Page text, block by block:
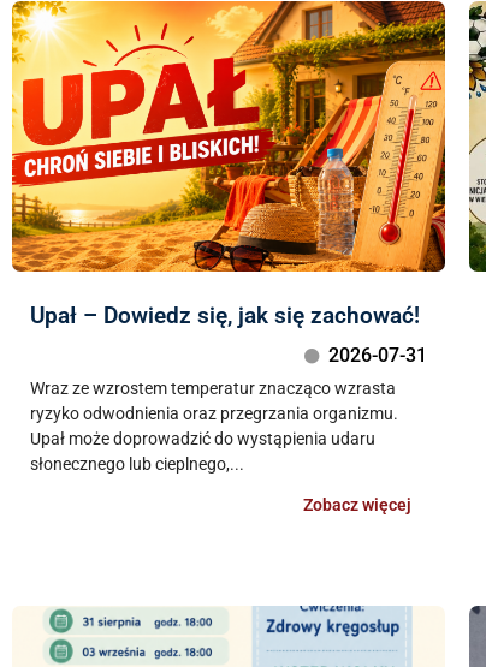
Upał – Dowiedz się, jak się zachować!
2026-07-31
Wraz ze wzrostem temperatur znacząco wzrasta
ryzyko odwodnienia oraz przegrzania organizmu.
Upał może doprowadzić do wystąpienia udaru
słonecznego lub cieplnego,...
Zobacz więcej